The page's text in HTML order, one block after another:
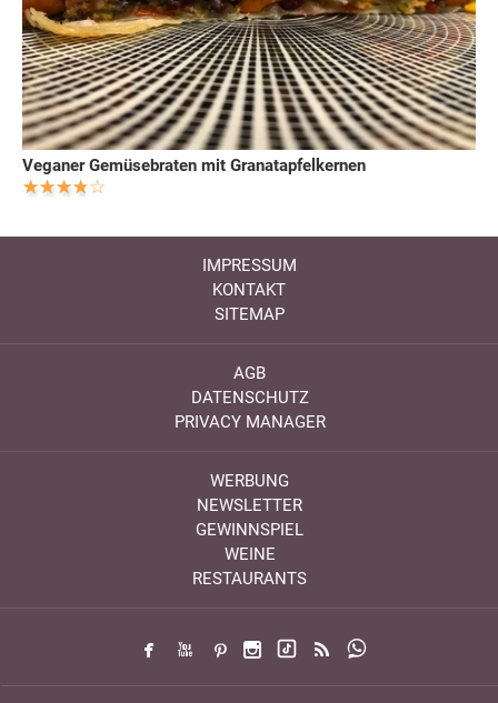
Veganer Gemüsebraten mit Granatapfelkernen
IMPRESSUM
KONTAKT
SITEMAP
AGB
DATENSCHUTZ
PRIVACY MANAGER
WERBUNG
NEWSLETTER
GEWINNSPIEL
WEINE
RESTAURANTS